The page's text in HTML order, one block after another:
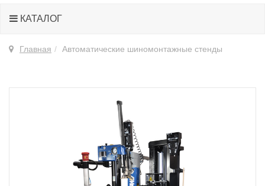
КАТАЛОГ
Главная Автоматические шиномонтажные стенды